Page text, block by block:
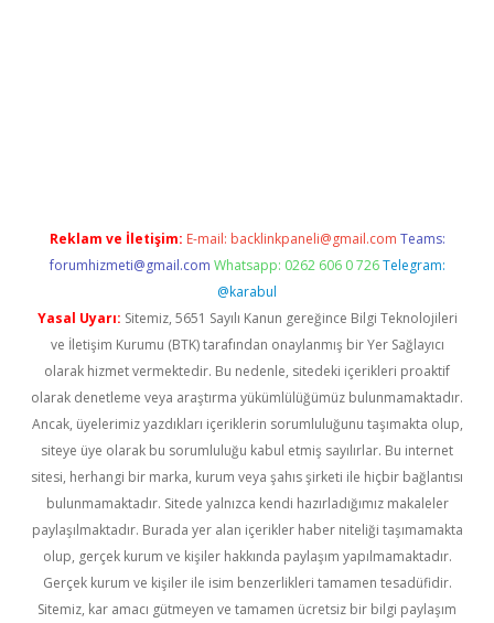
Reklam ve İletişim: E-mail: backlinkpaneli@gmail.com Teams:
forumhizmeti@gmail.com Whatsapp: 0262 606 0 726 Telegram:
@karabul
Yasal Uyarı: Sitemiz, 5651 Sayılı Kanun gereğince Bilgi Teknolojileri
ve İletişim Kurumu (BTK) tarafından onaylanmış bir Yer Sağlayıcı
olarak hizmet vermektedir. Bu nedenle, sitedeki içerikleri proaktif
olarak denetleme veya araştırma yükümlülüğümüz bulunmamaktadır.
Ancak, üyelerimiz yazdıkları içeriklerin sorumluluğunu taşımakta olup,
siteye üye olarak bu sorumluluğu kabul etmiş sayılırlar. Bu internet
sitesi, herhangi bir marka, kurum veya şahıs şirketi ile hiçbir bağlantısı
bulunmamaktadır. Sitede yalnızca kendi hazırladığımız makaleler
paylaşılmaktadır. Burada yer alan içerikler haber niteliği taşımamakta
olup, gerçek kurum ve kişiler hakkında paylaşım yapılmamaktadır.
Gerçek kurum ve kişiler ile isim benzerlikleri tamamen tesadüfidir.
Sitemiz, kar amacı gütmeyen ve tamamen ücretsiz bir bilgi paylaşım